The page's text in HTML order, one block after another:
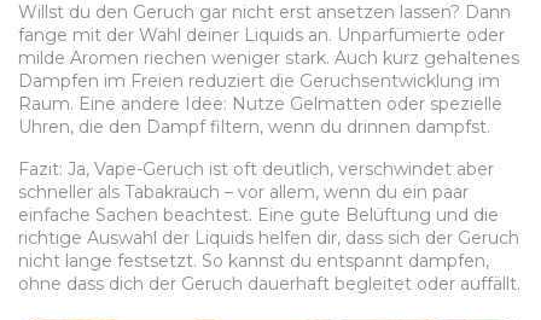
Willst du den Geruch gar nicht erst ansetzen lassen? Dann
fange mit der Wahl deiner Liquids an. Unparfümierte oder
milde Aromen riechen weniger stark. Auch kurz gehaltenes
Dampfen im Freien reduziert die Geruchsentwicklung im
Raum. Eine andere Idee: Nutze Gelmatten oder spezielle
Uhren, die den Dampf filtern, wenn du drinnen dampfst.
Fazit: Ja, Vape-Geruch ist oft deutlich, verschwindet aber
schneller als Tabakrauch – vor allem, wenn du ein paar
einfache Sachen beachtest. Eine gute Belüftung und die
richtige Auswahl der Liquids helfen dir, dass sich der Geruch
nicht lange festsetzt. So kannst du entspannt dampfen,
ohne dass dich der Geruch dauerhaft begleitet oder auffällt.